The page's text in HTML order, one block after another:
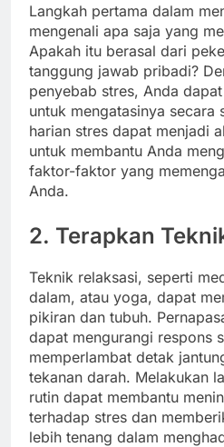
Langkah pertama dalam
mengenali apa saja yang
Apakah itu berasal dari
tanggung jawab pribadi?
penyebab stres, Anda
untuk mengatasinya secara
harian stres dapat menjadi
untuk membantu Anda
faktor-faktor yang
Anda.
2. Terapkan
Teknik relaksasi, seperti
dalam, atau yoga, dapat
pikiran dan tubuh.
dapat mengurangi respons
memperlambat detak
tekanan darah. Melakukan
rutin dapat membantu
terhadap stres dan
lebih tenang dalam